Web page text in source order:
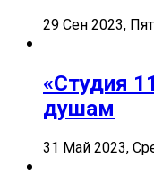
29 Сен 2023,
«Студия
душам
31 Май 2023,